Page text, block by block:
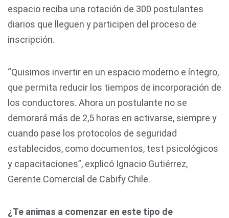
espacio reciba una rotación de 300 postulantes
diarios que lleguen y participen del proceso de
inscripción.
“Quisimos invertir en un espacio moderno e íntegro,
que permita reducir los tiempos de incorporación de
los conductores. Ahora un postulante no se
demorará más de 2,5 horas en activarse, siempre y
cuando pase los protocolos de seguridad
establecidos, como documentos, test psicológicos
y capacitaciones”, explicó Ignacio Gutiérrez,
Gerente Comercial de Cabify Chile.
¿Te animas a comenzar en este tipo de